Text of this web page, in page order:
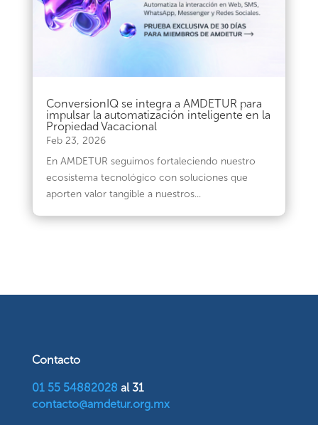
ConversionIQ se integra a AMDETUR para
impulsar la automatización inteligente en la
Propiedad Vacacional
Feb 23, 2026
En AMDETUR seguimos fortaleciendo nuestro
ecosistema tecnológico con soluciones que
aporten valor tangible a nuestros...
Contacto
01 55 54882028 al 31
contacto@amdetur.org.mx